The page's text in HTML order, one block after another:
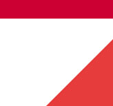
/ Veste Gale Kids – Payper